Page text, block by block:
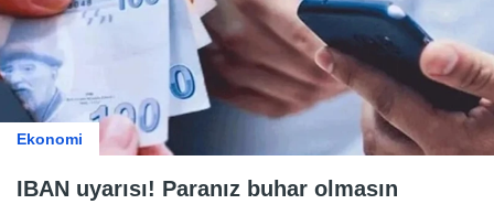
Ekonomi
IBAN uyarısı! Paranız buhar olmasın